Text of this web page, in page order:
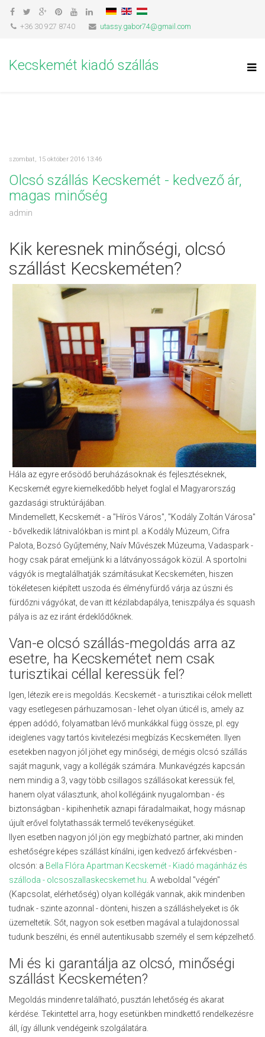
+36 30 927 8740 utassy.gabor74@gmail.com
Kecskemét kiadó szállás
szombat, 15 október 2016 13:46
Olcsó szállás Kecskemét - kedvező ár,
magas minőség
admin
Kik keresnek minőségi, olcsó
szállást Kecskeméten?
Hála az egyre erősödő beruházásoknak és fejlesztéseknek,
Kecskemét egyre kiemelkedőbb helyet foglal el Magyarország
gazdasági struktúrájában.
Mindemellett, Kecskemét - a "Hírös Város", "Kodály Zoltán Városa"
- bővelkedik látnivalókban is mint pl. a Kodály Múzeum, Cifra
Palota, Bozsó Gyűjtemény, Naív Művészek Múzeuma, Vadaspark -
hogy csak párat emeljünk ki a látványosságok közül. A sportolni
vágyók is megtalálhatják számításukat Kecskeméten, hiszen
tökéletesen kiépített uszoda és élményfürdő várja az úszni és
fürdőzni vágyókat, de van itt kézilabdapálya, teniszpálya és squash
pálya is az ez iránt érdeklődőknek.
Van-e olcsó szállás-megoldás arra az
esetre, ha Kecskemétet nem csak
turisztikai céllal keressük fel?
Igen, létezik ere is megoldás. Kecskemét - a turisztikai célok mellett
vagy esetlegesen párhuzamosan - lehet olyan úticél is, amely az
éppen adódó, folyamatban lévő munkákkal függ össze, pl. egy
ideiglenes vagy tartós kivitelezési megbízás Kecskeméten. Ilyen
esetekben nagyon jól jöhet egy minőségi, de mégis olcsó szállás
saját magunk, vagy a kollégák számára. Munkavégzés kapcsán
nem mindig a 3, vagy több csillagos szállásokat keressük fel,
hanem olyat választunk, ahol kollégáink nyugalomban - és
biztonságban - kipihenhetik aznapi fáradalmaikat, hogy másnap
újult erővel folytathassák termelő tevékenységüket.
Ilyen esetben nagyon jól jön egy megbízható partner, aki minden
eshetőségre képes szállást kínálni, igen kedvező árfekvésben -
olcsón: a Bella Flóra Apartman Kecskemét - Kiadó magánház és
szálloda - olcsoszallaskecskemet.hu . A weboldal "végén"
(Kapcsolat, elérhetőség) olyan kollégák vannak, akik mindenben
tudnak - szinte azonnal - dönteni, hiszen a szálláshelyeket is ők
üzemeltetik. Sőt, nagyon sok esetben magával a tulajdonossal
tudunk beszélni, és ennél autentikusabb személy el sem képzelhető.
Mi és ki garantálja az olcsó, minőségi
szállást Kecskeméten?
Megoldás mindenre található, pusztán lehetőség és akarat
kérdése. Tekintettel arra, hogy esetünkben mindkettő rendelkezésre
áll, így állunk vendégeink szolgálatára.